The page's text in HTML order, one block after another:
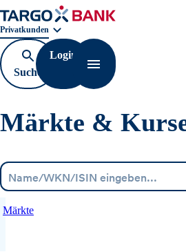
Geschäftsbereichnavigation. Aktuelle Auswahl:
Privatkunden
Suche
öffnen
Login
Navigation öffnen
Märkte &
Märkte